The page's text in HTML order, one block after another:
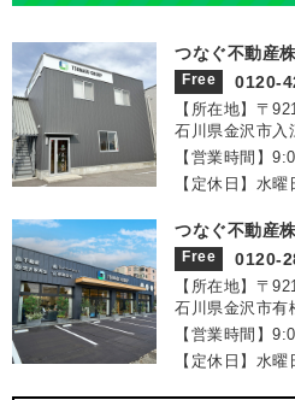
つなぐ不動産
Free 0120-
【所在地】〒
石川県金沢市入
【営業時間】
【定休日】水
つなぐ不動産
Free 0120-
【所在地】〒
石川県金沢市有
【営業時間】
【定休日】水